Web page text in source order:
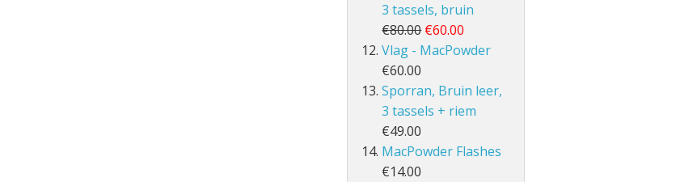
3 tassels, bruin
€80.00 €60.00
Vlag - MacPowder
€60.00
Sporran, Bruin leer,
3 tassels + riem
€49.00
MacPowder Flashes
€14.00